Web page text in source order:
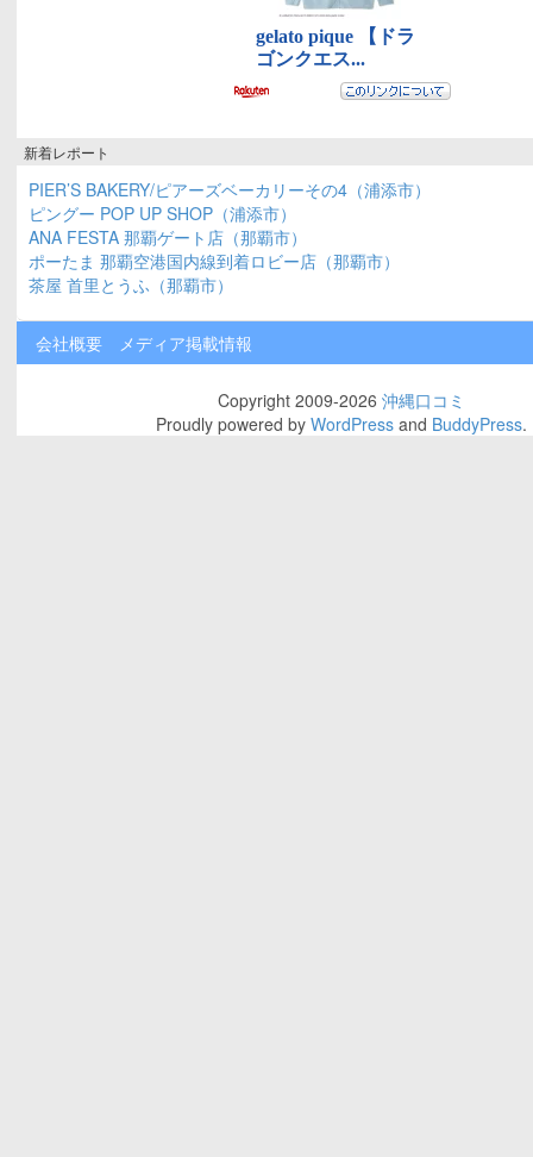
新着レポート
PIER’S BAKERY/ピアーズベーカリーその4（浦添市）
ピングー POP UP SHOP（浦添市）
ANA FESTA 那覇ゲート店（那覇市）
ポーたま 那覇空港国内線到着ロビー店（那覇市）
茶屋 首里とうふ（那覇市）
会社概要 メディア掲載情報
Copyright 2009-2026 沖縄口コミ
Proudly powered by WordPressand BuddyPress.